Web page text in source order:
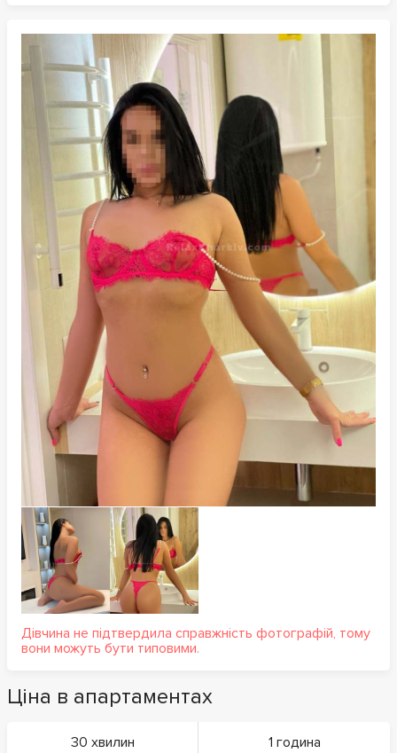
Дівчина не підтвердила справжність фотографій, тому
вони можуть бути типовими.
Ціна в апартаментах
30 хвилин
1 година